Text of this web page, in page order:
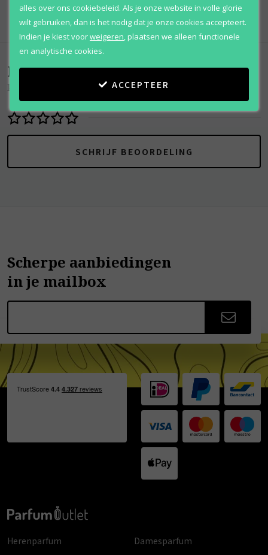
Qshops Keurmerk
Beoordelingen(0)
Petits Et Mamans
SCHRIJF BEOORDELING
Scherpe aanbiedingen
in je mailbox
Herenparfum Damesparfum
alles over ons cookiebeleid. Als je onze website in volle glorie
wilt gebruiken, dan is het nodig dat je onze cookies accepteert.
Indien je kiest voorweigeren plaatsen we alleen functionele
en analytische cookies.
ACCEPTEER